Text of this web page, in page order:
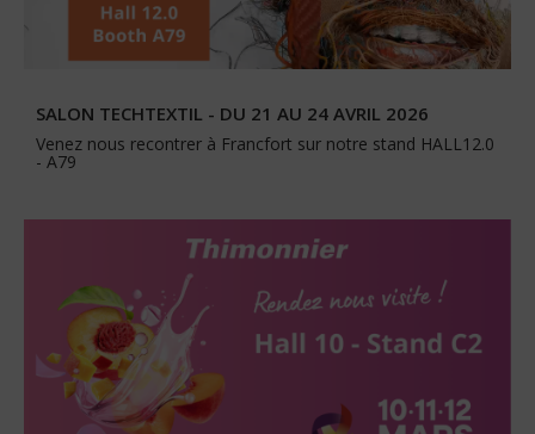
SALON TECHTEXTIL - DU 21 AU 24 AVRIL 2026
Venez nous recontrer à Francfort sur notre stand HALL12.0
- A79